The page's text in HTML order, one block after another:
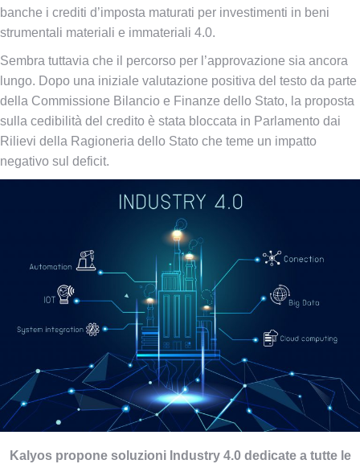
banche i crediti d’imposta maturati per investimenti in beni
strumentali materiali e immateriali 4.0.
Sembra tuttavia che il percorso per l’approvazione sia ancora
lungo. Dopo una iniziale valutazione positiva del testo da parte
della Commissione Bilancio e Finanze dello Stato, la proposta
sulla cedibilità del credito è stata bloccata in Parlamento dai
Rilievi della Ragioneria dello Stato che teme un impatto
negativo sul deficit.
Kalyos propone soluzioni Industry 4.0 dedicate a tutte le